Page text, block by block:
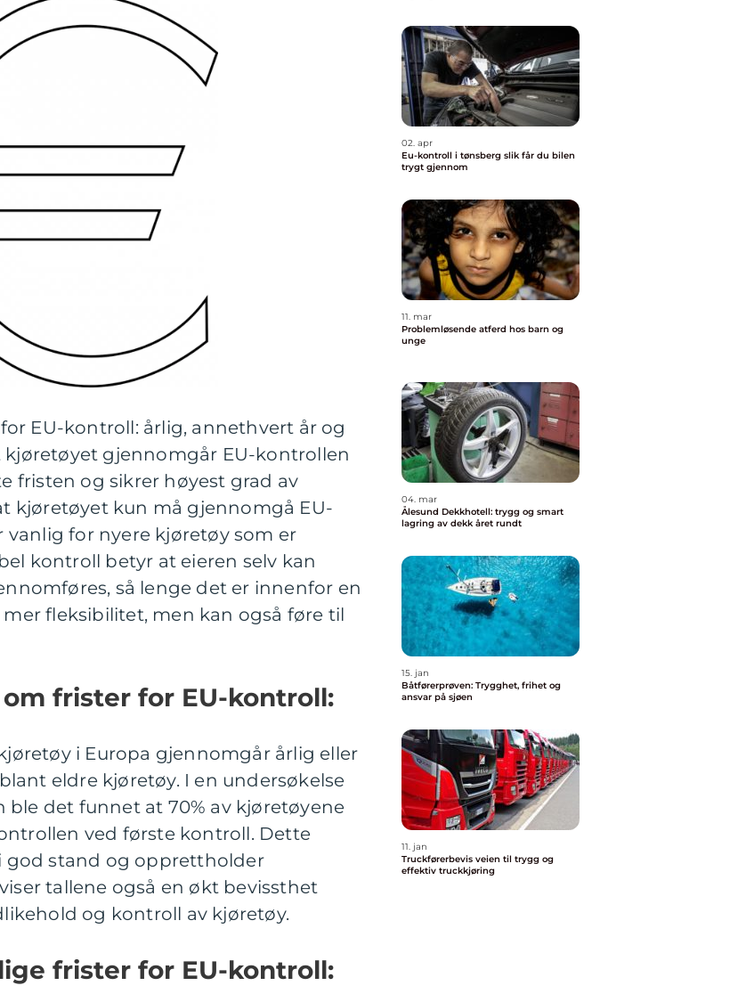
EU-kontroll: årlig, annethvert år og
gjennomgår EU-kontrollen
fristen og sikrer høyest grad av
kjøretøyet kun må gjennomgå EU-
for nyere kjøretøy som er
kontroll betyr at eieren selv kan
så lenge det er innenfor en
fleksibilitet, men kan også føre til
frister for EU-kontroll:
i Europa gjennomgår årlig eller
eldre kjøretøy. I en undersøkelse
det funnet at 70% av kjøretøyene
ved første kontroll. Dette
god stand og opprettholder
tallene også en økt bevissthet
og kontroll av kjøretøy.
frister for EU-kontroll:
02. apr
Eu-kontroll i tønsberg slik får du bilen
trygt gjennom
11. mar
Problemløsende atferd hos barn og
unge
04. mar
Ålesund Dekkhotell: trygg og smart
lagring av dekk året rundt
15. jan
Båtførerprøven: Trygghet, frihet og
ansvar på sjøen
11. jan
Truckførerbevis veien til trygg og
effektiv truckkjøring